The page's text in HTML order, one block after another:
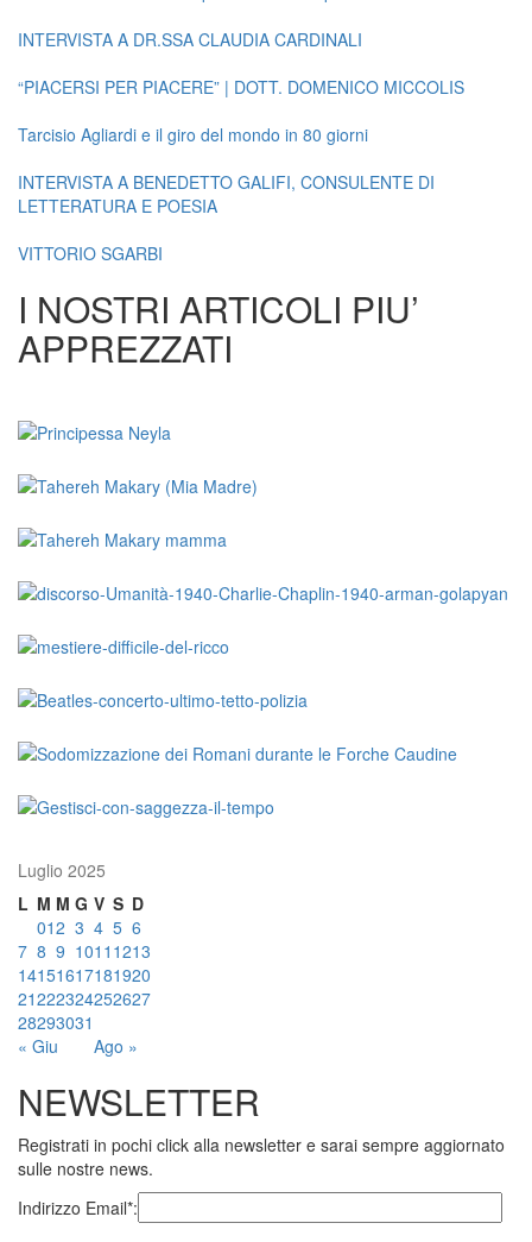
INTERVISTA A DR.SSA CLAUDIA CARDINALI
“PIACERSI PER PIACERE” | DOTT. DOMENICO MICCOLIS
Tarcisio Agliardi e il giro del mondo in 80 giorni
INTERVISTA A BENEDETTO GALIFI, CONSULENTE DI
LETTERATURA E POESIA
VITTORIO SGARBI
I NOSTRI ARTICOLI PIU’
APPREZZATI
Luglio 2025
L M M G V S D
« Giu Ago »
012 3 4 5 6
7 8 9 1011 1213
14151617181920
21222324252627
28293031
NEWSLETTER
Registrati in pochi click alla newsletter e sarai sempre aggiornato
sulle nostre news.
Indirizzo Email*: